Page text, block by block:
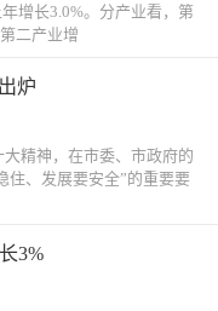
增长3.0%。分产业看，第
二产业增
炉
精神，在市委、市政府的
住、发展要安全”的重要要
3%